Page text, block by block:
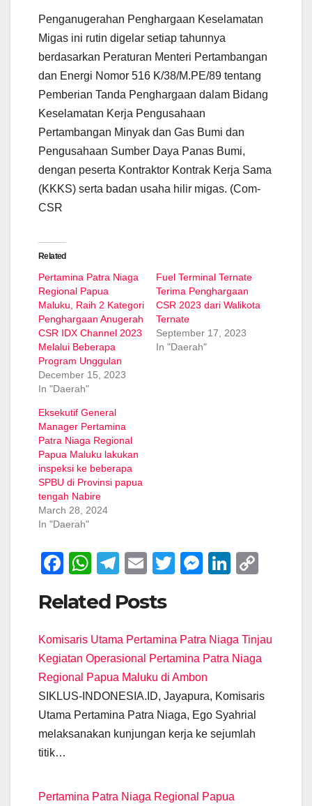
Penganugerahan Penghargaan Keselamatan
Migas ini rutin digelar setiap tahunnya
berdasarkan Peraturan Menteri Pertambangan
dan Energi Nomor 516 K/38/M.PE/89 tentang
Pemberian Tanda Penghargaan dalam Bidang
Keselamatan Kerja Pengusahaan
Pertambangan Minyak dan Gas Bumi dan
Pengusahaan Sumber Daya Panas Bumi,
dengan peserta Kontraktor Kontrak Kerja Sama
(KKKS) serta badan usaha hilir migas. (Com-
CSR
Related
Pertamina Patra Niaga
Regional Papua
Maluku, Raih 2 Kategori
Penghargaan Anugerah
CSR IDX Channel 2023
Melalui Beberapa
Program Unggulan
December 15, 2023
In "Daerah"
Fuel Terminal Ternate
Terima Penghargaan
CSR 2023 dari Walikota
Ternate
September 17, 2023
In "Daerah"
Eksekutif General
Manager Pertamina
Patra Niaga Regional
Papua Maluku lakukan
inspeksi ke beberapa
SPBU di Provinsi papua
tengah Nabire
March 28, 2024
In "Daerah"
F
c
b
o
o
k
W
at
s
A
p
p
T
e
gr
a
m
E
ail
T
er
M
e
n
g
er
Li
e
dI
y
Li
k
Related Posts
Komisaris Utama Pertamina Patra Niaga Tinjau
Kegiatan Operasional Pertamina Patra Niaga
Regional Papua Maluku di Ambon
SIKLUS-INDONESIA.ID, Jayapura, Komisaris
Utama Pertamina Patra Niaga, Ego Syahrial
melaksanakan kunjungan kerja ke sejumlah
titik…
Pertamina Patra Niaga Regional Papua